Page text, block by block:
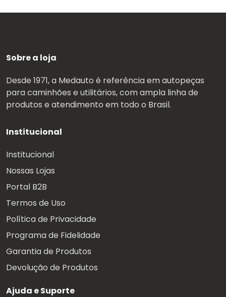
Sobre a loja
Desde 1971, a Medauto é referência em autopeças
para caminhões e utilitários, com ampla linha de
produtos e atendimento em todo o Brasil.
Institucional
Institucional
Nossas Lojas
Portal B2B
Termos de Uso
Política de Privacidade
Programa de Fidelidade
Garantia de Produtos
Devolução de Produtos
Ajuda e Suporte